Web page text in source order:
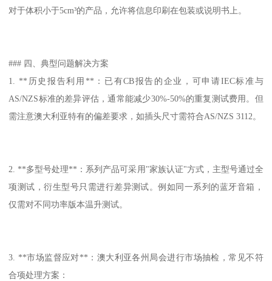
对于体积小于5cm³的产品，允许将信息印刷在包装或说明书上。
### 四、典型问题解决方案
1. **历史报告利用**：已有CB报告的企业，可申请IEC标准与
AS/NZS标准的差异评估，通常能减少30%-50%的重复测试费用。但
需注意澳大利亚特有的偏差要求，如插头尺寸需符合AS/NZS 3112。
2. **多型号处理**：系列产品可采用"家族认证"方式，主型号通过全
项测试，衍生型号只需进行差异测试。例如同一系列的蓝牙音箱，
仅需对不同功率版本温升测试。
3. **市场监督应对**：澳大利亚各州局会进行市场抽检，常见不符
合项处理方案：